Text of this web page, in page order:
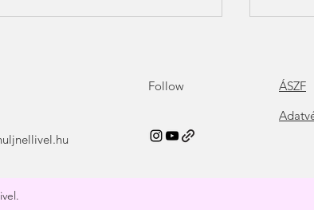
programozd át magad a
Follow
ÁSZF
Adat